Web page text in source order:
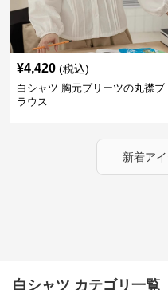
¥4,420 (税込)
白シャツ 胸元プリーツの丸襟ブ
ラウス
新着ア
白シャツ カテゴリ一覧